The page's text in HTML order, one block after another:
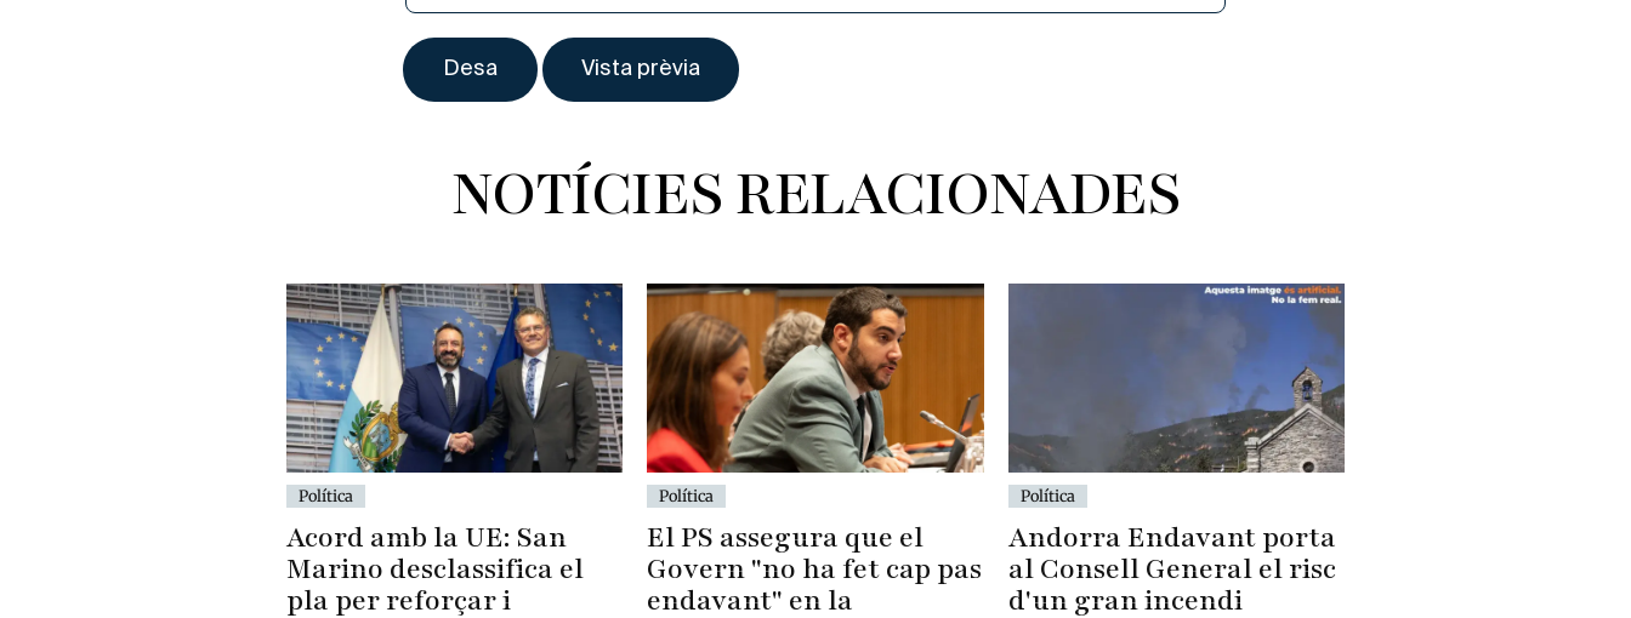
NOTÍCIES RELACIONADES
Política
Acord amb la UE: San
Marino desclassifica el
pla per reforçar i
Política
El PS assegura que el
Govern "no ha fet cap pas
endavant" en la
Política
Andorra Endavant porta
al Consell General el risc
d'un gran incendi